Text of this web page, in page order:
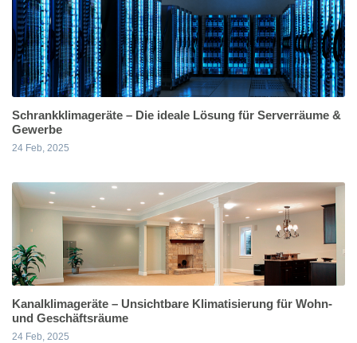
Schrankklimageräte – Die ideale Lösung für Serverräume &
Gewerbe
24 Feb, 2025
Kanalklimageräte – Unsichtbare Klimatisierung für Wohn-
und Geschäftsräume
24 Feb, 2025